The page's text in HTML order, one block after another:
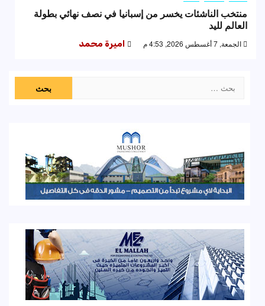
منتخب الناشئات يخسر من إسبانيا في نصف نهائي بطولة
العالم لليد
الجمعة, 7 أغسطس 2026, 4:53 م اميرة محمد
عن: